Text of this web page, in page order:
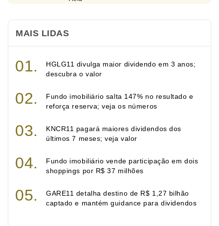
MAIS LIDAS
HGLG11 divulga maior dividendo em 3 anos;
descubra o valor
Fundo imobiliário salta 147% no resultado e
reforça reserva; veja os números
KNCR11 pagará maiores dividendos dos
últimos 7 meses; veja valor
Fundo imobiliário vende participação em dois
shoppings por R$ 37 milhões
GARE11 detalha destino de R$ 1,27 bilhão
captado e mantém guidance para dividendos